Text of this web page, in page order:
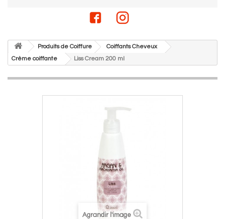
Produits de Coiffure
Coiffants Cheveux
Crème coiffante
Liss Cream 200 ml
Agrandir l'image